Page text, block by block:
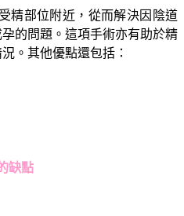
精部位附近，從而解決因陰道
的問題。這項手術亦有助於精
。其他優點還包括：
缺點